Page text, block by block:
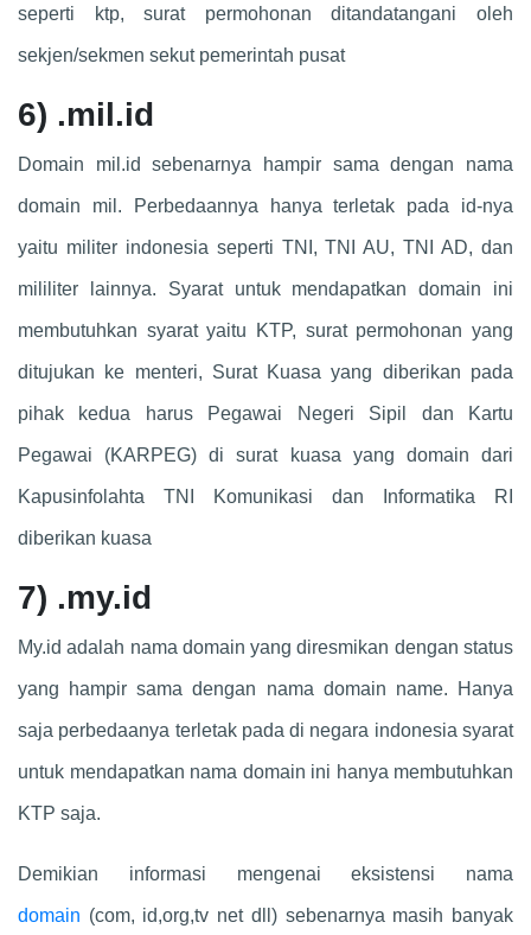
seperti ktp, surat permohonan ditandatangani oleh
sekjen/sekmen sekut pemerintah pusat
6) .mil.id
Domain mil.id sebenarnya hampir sama dengan nama
domain mil. Perbedaannya hanya terletak pada id-nya
yaitu militer indonesia seperti TNI, TNI AU, TNI AD, dan
mililiter lainnya. Syarat untuk mendapatkan domain ini
membutuhkan syarat yaitu KTP, surat permohonan yang
ditujukan ke menteri, Surat Kuasa yang diberikan pada
pihak kedua harus Pegawai Negeri Sipil dan Kartu
Pegawai (KARPEG) di surat kuasa yang domain dari
Kapusinfolahta TNI Komunikasi dan Informatika RI
diberikan kuasa
7) .my.id
My.id adalah nama domain yang diresmikan dengan status
yang hampir sama dengan nama domain name. Hanya
saja perbedaanya terletak pada di negara indonesia syarat
untuk mendapatkan nama domain ini hanya membutuhkan
KTP saja.
Demikian informasi mengenai eksistensi nama
domain (com, id,org,tv net dll) sebenarnya masih banyak